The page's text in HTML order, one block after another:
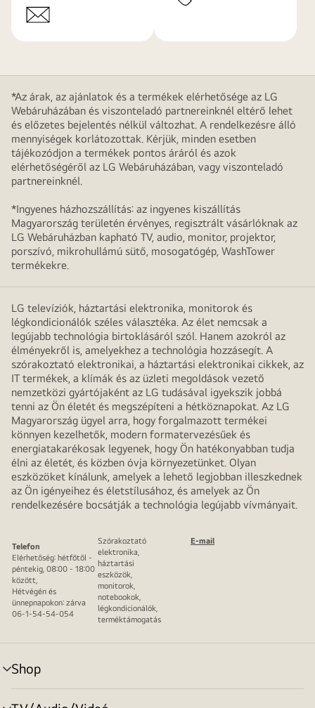
*Az árak, az ajánlatok és a termékek elérhetősége az LG
Webáruházában és viszonteladó partnereinknél eltérő lehet
és előzetes bejelentés nélkül változhat. A rendelkezésre álló
mennyiségek korlátozottak. Kérjük, minden esetben
tájékozódjon a termékek pontos áráról és azok
elérhetőségéről az LG Webáruházában, vagy viszonteladó
partnereinknél.
*Ingyenes házhozszállítás: az ingyenes kiszállítás
Magyarország területén érvényes, regisztrált vásárlóknak az
LG Webáruházban kapható TV, audio, monitor, projektor,
porszívó, mikrohullámú sütő, mosogatógép, WashTower
termékekre.
LG televíziók, háztartási elektronika, monitorok és
légkondicionálók széles választéka. Az élet nemcsak a
legújabb technológia birtoklásáról szól. Hanem azokról az
élményekről is, amelyekhez a technológia hozzásegít. A
szórakoztató elektronikai, a háztartási elektronikai cikkek, az
IT termékek, a klímák és az üzleti megoldások vezető
nemzetközi gyártójaként az LG tudásával igyekszik jobbá
tenni az Ön életét és megszépíteni a hétköznapokat. Az LG
Magyarország ügyel arra, hogy forgalmazott termékei
könnyen kezelhetők, modern formatervezésűek és
energiatakarékosak legyenek, hogy Ön hatékonyabban tudja
élni az életét, és közben óvja környezetünket. Olyan
eszközöket kínálunk, amelyek a lehető legjobban illeszkednek
az Ön igényeihez és életstílusához, és amelyek az Ön
rendelkezésére bocsátják a technológia legújabb vívmányait.
Telefon
Elérhetőség: hétfőtől -
péntekig, 08:00 - 18:00
között,
Hétvégén és
ünnepnapokon: zárva
06-1-54-54-054
Szórakoztató
elektronika,
háztartási
eszközök,
monitorok,
notebookok,
légkondicionálók,
terméktámogatás
E-mail
Shop
menu
toggle